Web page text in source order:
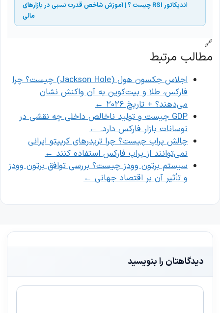
اندیکاتور RSI چیست ؟ | آموزش شاخص قدرت نسبی در بازارهای
مالی
🔗
مطالب مرتبط
اجلاس جکسون هول (Jackson Hole) چیست؟ چرا
فارکس، طلا و بیت‌کوین به آن واکنش نشان
می‌دهند؟ + تاریخ ۲۰۲۶
←
GDP چیست و تولید ناخالص داخلی چه نقشی در
نوسانات بازار فارکس دارد. ←
چالش پراپ چیست؟ چرا تریدرهای کریپتو ایرانی
نمی‌توانند از پراپ فارکس استفاده کنند ←
سیستم برتون وودز چیست؟ بررسی توافق برتون وودز
و تأثیر آن بر اقتصاد جهانی ←
دیدگاهتان را بنویسید
دیدگاه